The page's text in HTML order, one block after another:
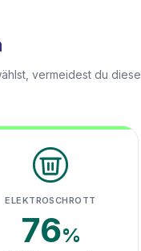
vermeidest du diese
ELEKTROSCHROTT
76%